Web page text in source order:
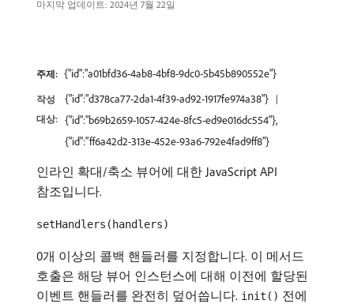
마지막 업데이트: 2024년 7월 22일
주제: {"id":"a01bfd36-4ab8-4bf8-9dc0-5b45b890552e"}
작성
대상:
{"id":"d378ca77-2da1-4f39-ad92-1917fe974a38"}
{"id":"b69b2659-1057-424e-8fc5-ed9e016dc554"},
{"id":"ff6a42d2-313e-452e-93a6-792e4fad9ff8"}
인라인 확대/축소 뷰어에 대한 JavaScript API
참조입니다.
setHandlers(handlers)
0개 이상의 콜백 핸들러를 지정합니다. 이 메서드
호출은 해당 뷰어 인스턴스에 대해 이전에 할당된
이벤트 핸들러를 완전히 덮어씁니다. init() 전에